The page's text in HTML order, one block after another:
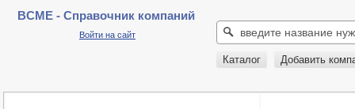
BCME - Справочник компаний
Войти на сайт
Каталог Добавить